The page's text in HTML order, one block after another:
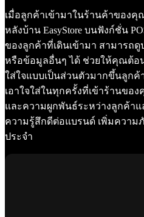
เมื่อลูกค้าเข้ามาในร้านค้าของ
หลังบ้าน EasyStore บนฟังก์ชั่น
ของลูกค้าที่เดินเข้ามา สามารถ
หรือข้อมูลอื่นๆ ได้ ช่วยให้คุณต้อ
ใส่ใจแบบเป็นส่วนตัวมากขึ้นลูก
เอาใจใส่ในทุกครั้งที่เข้าร้านขอ
และความผูกพันธ์ระหว่างลูกค้า
ความรู้สึกดีต่อแบรนด์ เพิ่มความ
ประจำ